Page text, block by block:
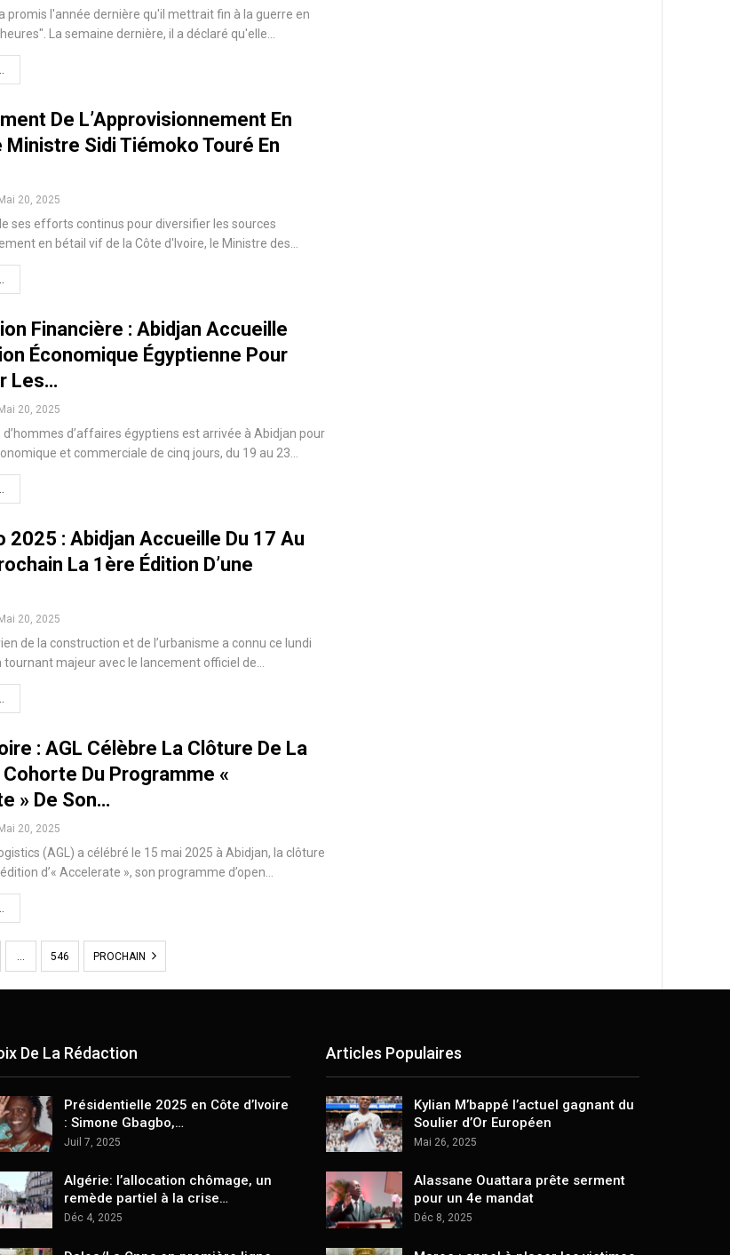
promis l'année dernière qu'il mettrait fin à la guerre en
La semaine dernière, il a déclaré qu'elle…
De L’Approvisionnement En
Ministre Sidi Tiémoko Touré En
Mai 20, 2025
ses efforts continus pour diversifier les sources
en bétail vif de la Côte d'Ivoire, le Ministre des…
Financière : Abidjan Accueille
Économique Égyptienne Pour
Les…
Mai 20, 2025
d’affaires égyptiens est arrivée à Abidjan pour
et commerciale de cinq jours, du 19 au 23…
2025 : Abidjan Accueille Du 17 Au
La 1ère Édition D’une
Mai 20, 2025
de la construction et de l’urbanisme a connu ce lundi
tournant majeur avec le lancement officiel de…
: AGL Célèbre La Clôture De La
Du Programme «
» De Son…
Mai 20, 2025
(AGL) a célébré le 15 mai 2025 à Abidjan, la clôture
d’« Accelerate », son programme d’open…
… 546 PROCHAIN
De La Rédaction
Présidentielle 2025 en Côte d’Ivoire
: Simone Gbagbo,…
Juil 7, 2025
Algérie: l’allocation chômage, un
remède partiel à la crise…
Déc 4, 2025
Articles Populaires
Kylian M’bappé l’actuel gagnant du
Soulier d’Or Européen
Mai 26, 2025
Alassane Ouattara prête serment
pour un 4e mandat
Déc 8, 2025